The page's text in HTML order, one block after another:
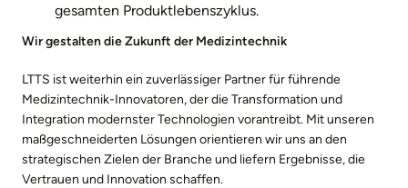
gesamten Produktlebenszyklus.
Wir gestalten die Zukunft der Medizintechnik
LTTS ist weiterhin ein zuverlässiger Partner für führende
Medizintechnik-Innovatoren, der die Transformation und
Integration modernster Technologien vorantreibt. Mit unseren
maßgeschneiderten Lösungen orientieren wir uns an den
strategischen Zielen der Branche und liefern Ergebnisse, die
Vertrauen und Innovation schaffen.